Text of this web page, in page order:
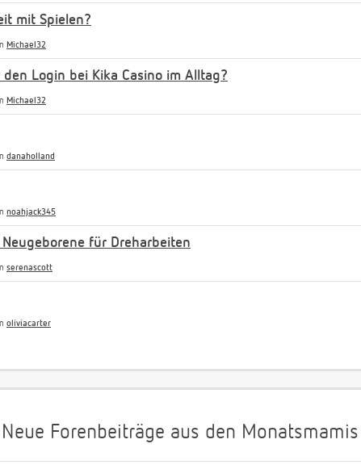
mit Spielen?
Michael32
Login bei Kika Casino im Alltag?
Michael32
danaholland
noahjack345
für Dreharbeiten
serenascott
oliviacarter
Neue Forenbeiträge aus den Monatsmamis